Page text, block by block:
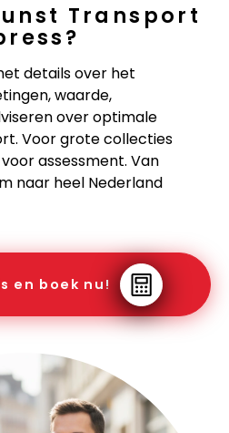
Transport
details over het
waarde,
over optimale
Voor grote collecties
assessment. Van
naar heel Nederland
en boek nu!